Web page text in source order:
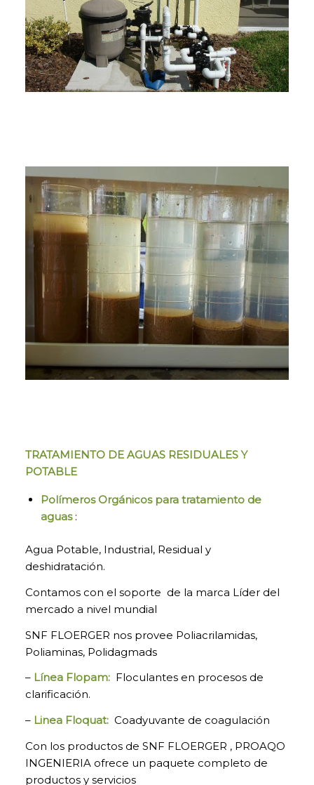
TRATAMIENTO DE AGUAS RESIDUALES Y
POTABLE
Polímeros Orgánicos para tratamiento de
aguas :
Agua Potable, Industrial, Residual y
deshidratación.
Contamos con el soporte de la marca Líder del
mercado a nivel mundial
SNF FLOERGER nos provee Poliacrilamidas,
Poliaminas, Polidagmads
– Línea Flopam:Floculantes en procesos de
clarificación.
– Linea Floquat:Coadyuvante de coagulación
Con los productos de SNF FLOERGER , PROAQO
INGENIERIA ofrece un paquete completo de
productos y servicios